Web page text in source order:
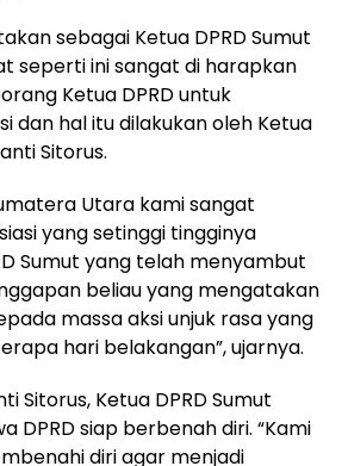
sebagai Ketua DPRD Sumut
seperti ini sangat di harapkan
Ketua DPRD untuk
dan hal itu dilakukan oleh Ketua
Sitorus.
Utara kami sangat
yang setinggi tingginya
Sumut yang telah menyambut
beliau yang mengatakan
massa aksi unjuk rasa yang
hari belakangan”, ujarnya.
Sitorus, Ketua DPRD Sumut
DPRD siap berbenah diri. “Kami
diri agar menjadi